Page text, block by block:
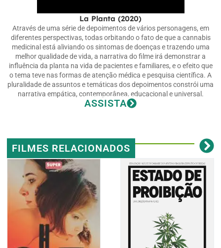
La Planta (2020)
Através de uma série de depoimentos de vários personagens, em
diferentes perspectivas, todas orbitando o fato de que a cannabis
medicinal está aliviando os sintomas de doenças e trazendo uma
melhor qualidade de vida, a narrativa do filme irá demonstrar a
influência da planta na vida de pacientes e familiares, e o efeito que
o tema teve nas formas de atenção médica e pesquisa científica. A
pluralidade de assuntos e temáticas dos depoimentos constrói uma
narrativa empática, contemporânea, educacional e universal.
ASSISTA
FILMES RELACIONADOS